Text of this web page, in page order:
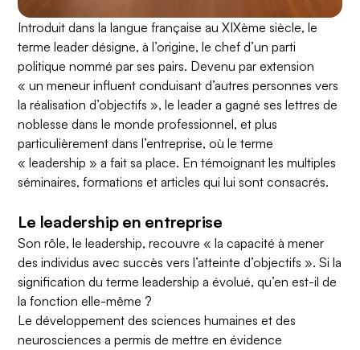
Introduit dans la langue française au XIXème siècle, le
terme leader désigne, à l’origine, le chef d’un parti
politique nommé par ses pairs. Devenu par extension
« un meneur influent conduisant d’autres personnes vers
la réalisation d’objectifs », le leader a gagné ses lettres de
noblesse dans le monde professionnel, et plus
particulièrement dans l’entreprise, où le terme
« leadership » a fait sa place. En témoignant les multiples
séminaires, formations et articles qui lui sont consacrés.
Le leadership en entreprise
Son rôle, le leadership, recouvre « la capacité à mener
des individus avec succès vers l’atteinte d’objectifs ». Si la
signification du terme leadership a évolué, qu’en est-il de
la fonction elle-même ?
Le développement des sciences humaines et des
neurosciences a permis de mettre en évidence